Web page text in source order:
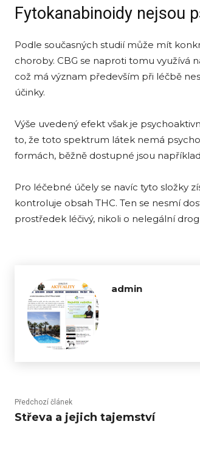
Fytokanabinoidy nejsou
Podle současných studií může mít
choroby. CBG se naproti tomu využívá
což má význam především při léčbě
účinky.
Výše uvedený efekt však je
to, že toto spektrum látek nemá
formách, běžně dostupné jsou například
Pro léčebné účely se navíc tyto složky
kontroluje obsah THC. Ten se nesmí
prostředek léčivý, nikoli o nelegální
admin
Předchozí článek
Střeva a jejich tajemství